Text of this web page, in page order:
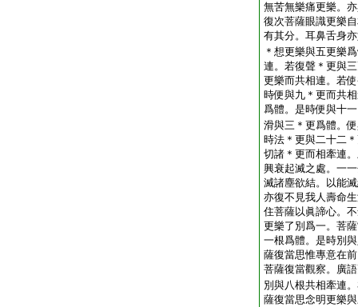
無苦無樂痛更樂。
復次菩薩眼識更樂
有其分。耳鼻舌身
＊想更樂與五更樂
連。若復聲＊更與
更樂而共相連。若
時便與九＊更而共
爲體。是時便與十
滑與三＊更爲體。
時法＊更與二十二
切諸＊更而相牽連
興衰起滅之處。一
滅諸塵欲結。以能
亦復不見我人壽命
住菩薩以眞諦心。
更樂了別爲一。菩
一根爲體。是時別
薩復當思惟專意在
菩薩復當觀察。廣
別與八根共相牽連
薩復當思念明更樂